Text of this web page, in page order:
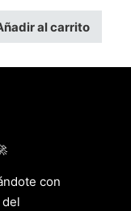
al carrito
con
del